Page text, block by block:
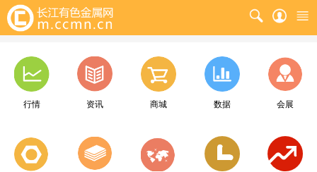
行情 资讯 商城 数据 会展